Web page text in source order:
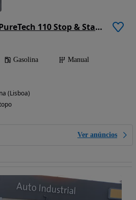
Citroën C3 Aircross PureTech 110 Stop & Start Feel
Gasolina
Manual
(Lisboa)
Ver anúncios